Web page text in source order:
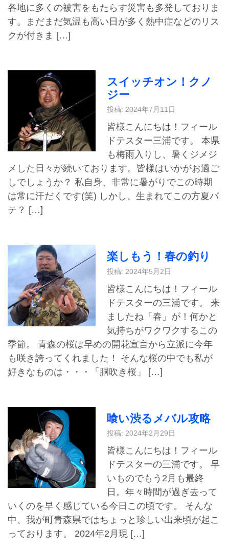
各地に多くの被害をもたらす災害も多発しておりま
す。まだまだ気温も高い日が多く熱中症などのリス
クが付きま […]
スイッチオン！クノ
ジー
投稿: 2024年7月11日
皆様こんにちは！フィール
ドテスター三浦です。 本県
も梅雨入りし、暑くジメジ
メした日々が続いております。皆様はいかがお過ご
しでしょうか？ 私自身、非常に暑がりでこの時期
は常に汗だくです(笑) しかし、生まれてこの方夏バ
テ？ […]
楽しもう！春の釣り
投稿: 2024年5月2日
皆様こんにちは！フィール
ドテスターの三浦です。 来
ましたね「春」が！何かと
気持ちがワクワクするこの
季節。 青森の桜は早めの開花宣言から立派に今年
も咲き誇ってくれました！ そんな桜の中でも私が
好きなものは・・・「胴吹き桜」 […]
喰い渋るメバル攻略
投稿: 2024年2月29日
皆様こんにちは！フィール
ドテスターの三浦です。 早
いものでもう2月も最終
日。年々時間が過ぎ去って
いくのを早く感じている今日この頃です。 そんな
中、我が町青森県ではちょっと珍しい出来頃が起こ
っております。 2024年2月現 […]